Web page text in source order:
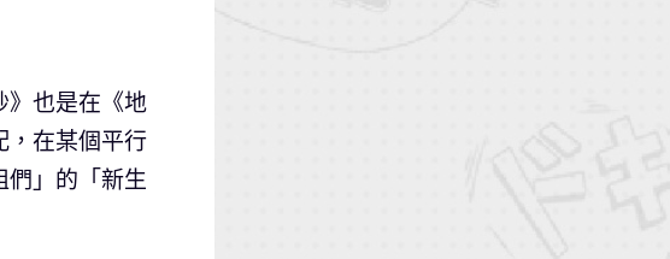
》也是在《地
，在某個平行
們」的「新生